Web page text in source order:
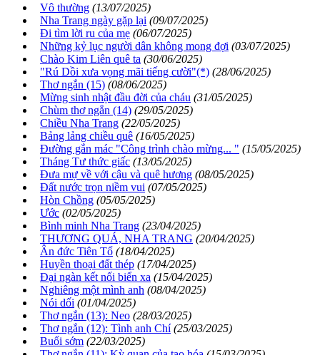
Vô thường (13/07/2025)
Nha Trang ngày gặp lại (09/07/2025)
Đi tìm lời ru của mẹ (06/07/2025)
Những kỷ lục người dân không mong đợi (03/07/2025)
Chào Kim Liên quê ta (30/06/2025)
"Rú Dồi xưa vọng mãi tiếng cười"(*) (28/06/2025)
Thơ ngắn (15) (08/06/2025)
Mừng sinh nhật đầu đời của cháu (31/05/2025)
Chùm thơ ngắn (14) (29/05/2025)
Chiều Nha Trang (22/05/2025)
Bảng lảng chiều quê (16/05/2025)
Đường gắn mác "Công trình chào mừng... " (15/05/2025)
Tháng Tư thức giấc (13/05/2025)
Đưa mự về với cậu và quê hương (08/05/2025)
Đất nước trọn niềm vui (07/05/2025)
Hòn Chồng (05/05/2025)
Ước (02/05/2025)
Bình minh Nha Trang (23/04/2025)
THƯƠNG QUÁ, NHA TRANG (20/04/2025)
Ân đức Tiên Tổ (18/04/2025)
Huyền thoại đất thép (17/04/2025)
Đại ngàn kết nối biển xa (15/04/2025)
Nghiêng một mình anh (08/04/2025)
Nói dối (01/04/2025)
Thơ ngắn (13): Neo (28/03/2025)
Thơ ngắn (12): Tình anh Chí (25/03/2025)
Buổi sớm (22/03/2025)